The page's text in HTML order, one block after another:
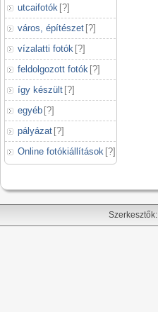
utcaifotók [?]
város, építészet [?]
vízalatti fotók [?]
feldolgozott fotók [?]
így készült [?]
egyéb [?]
pályázat [?]
Online fotókiállítások [?]
Szerkesztők: